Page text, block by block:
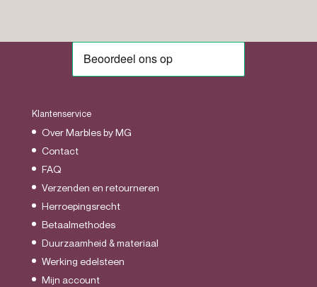
Klantenservice
Over Marbles by MG
Contact
FAQ
Verzenden en retourneren
Herroepingsrecht
Betaalmethodes
Duurzaamheid & materiaal
Werking edelsteen
Mijn account